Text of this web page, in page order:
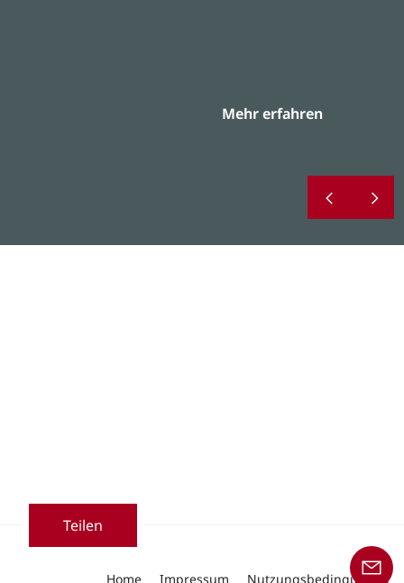
Mehr erfahren
Teilen
Home Impressum Nutzungsbedingungen